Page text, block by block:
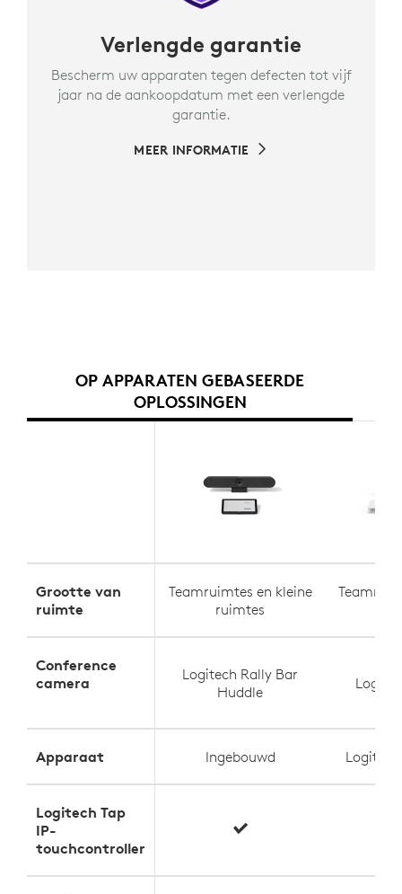
Verlengde garantie
Bescherm uw apparaten tegen defecten tot vijf
jaar na de aankoopdatum met een verlengde
garantie.
MEER INFORMATIE
OP APPARATEN GEBASEERDE
OPLOSSINGEN
Grootte van
ruimte
Teamruimtes en kleine
ruimtes
Conference
camera
Logitech Rally Bar
Huddle
Apparaat Ingebouwd
Logitech Tap
IP-
touchcontroller